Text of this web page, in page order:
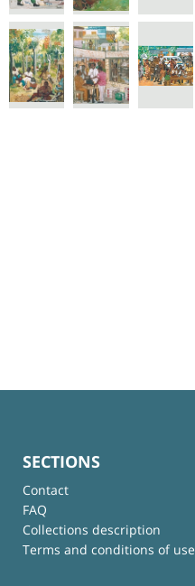
SECTIONS
Contact
FAQ
Collections description
Terms and conditions of use